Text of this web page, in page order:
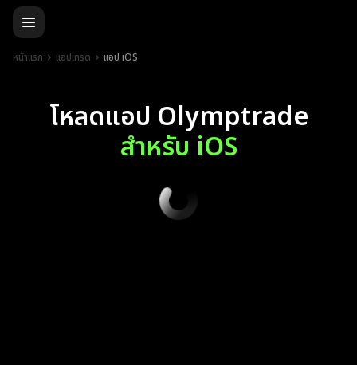
หน้าแรก แอปเทรด แอป iOS
โหลดแอป Olymptrade
สำหรับ iOS